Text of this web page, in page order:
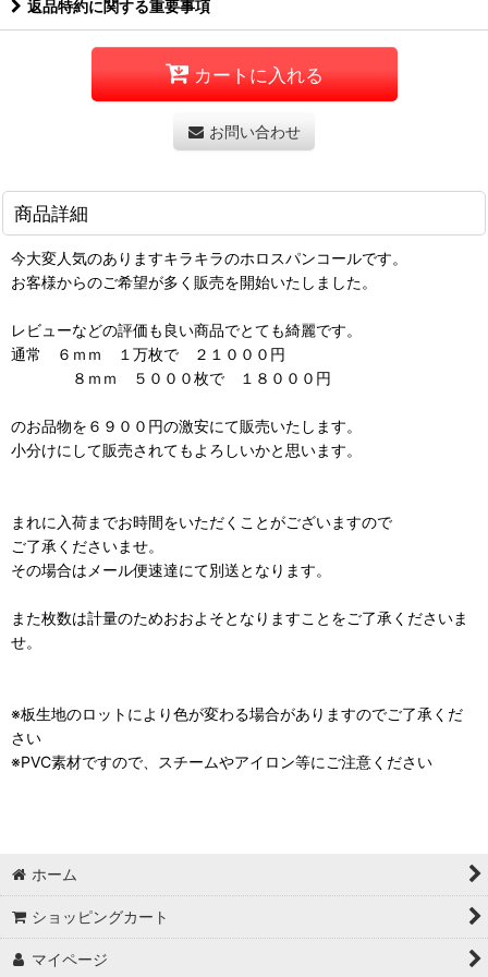
返品特約に関する重要事項
カートに入れる
お問い合わせ
商品詳細
今大変人気のありますキラキラのホロスパンコールです。
お客様からのご希望が多く販売を開始いたしました。
レビューなどの評価も良い商品でとても綺麗です。
通常 ６ｍｍ １万枚で ２１０００円
８ｍｍ ５０００枚で １８０００円
のお品物を６９００円の激安にて販売いたします。
小分けにして販売されてもよろしいかと思います。
まれに入荷までお時間をいただくことがございますので
ご了承くださいませ。
その場合はメール便速達にて別送となります。
また枚数は計量のためおおよそとなりますことをご了承くださいま
せ。
※板生地のロットにより色が変わる場合がありますのでご了承くだ
さい
※PVC素材ですので、スチームやアイロン等にご注意ください
ホーム
ショッピングカート
マイページ